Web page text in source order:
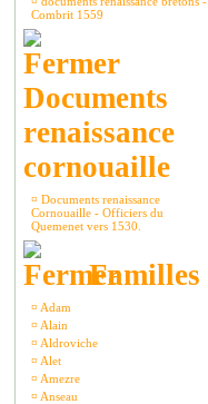
Combrit 1559
Documents
renaissance
cornouaille
¤ Documents renaissance
Cornouaille - Officiers du
Quemenet vers 1530.
Familles
¤ Adam
¤ Alain
¤ Aldroviche
¤ Alet
¤ Amezre
¤ Anseau